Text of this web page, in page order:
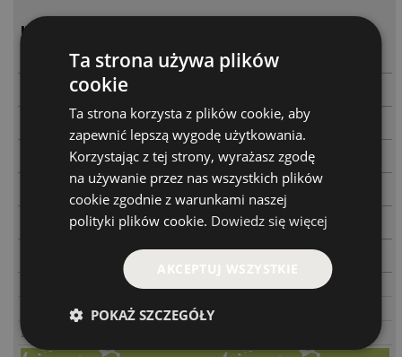
MODEL
39.00 PLN - +
39.00 PLN
39.00 PLN - + PARAMETRY
39.00 PLN - + PARAMETRY
39.00 PLN - + PARAMETRY
39.00 PLN - + PARAMETRY
39.00 PLN - + PARAMETRY
39.00 PLN PARAMETRY
39.00 PLN
zestaw 10
Ta strona używa plików
cookie
Ta strona korzysta z plików cookie, aby
zapewnić lepszą wygodę użytkowania.
Korzystając z tej strony, wyrażasz zgodę
na używanie przez nas wszystkich plików
cookie zgodnie z warunkami naszej
polityki plików cookie. Dowiedz się więcej
AKCEPTUJ WSZYSTKIE
POKAŻ SZCZEGÓŁY